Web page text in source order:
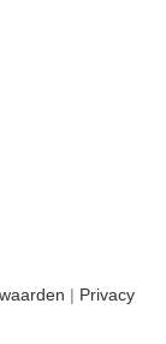
| Privacy